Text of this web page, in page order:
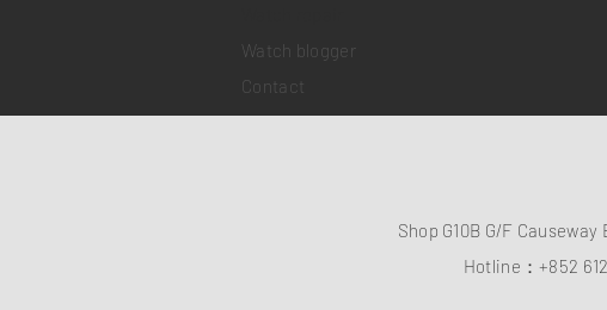
Watch blogger
Contact
Shop G10B G/F Causeway
Hotline：+852